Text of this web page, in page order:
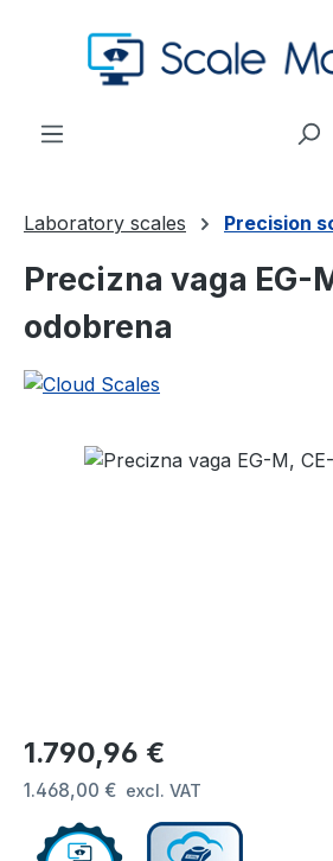
Preskoči na glavni sadržaj
Laboratory scales Precision
Precizna vaga EG-
odobrena
Preskoči galeriju slika
Redovna cijena:
1.790,96 €
1.468,00 € excl. VAT